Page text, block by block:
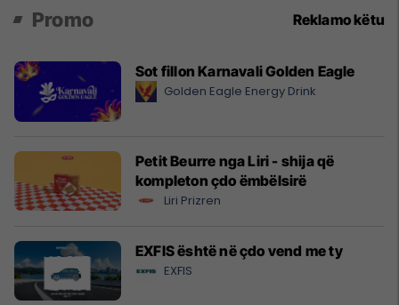
Promo Reklamo këtu
Sot fillon Karnavali Golden Eagle
Golden Eagle Energy Drink
Petit Beurre nga Liri - shija që
kompleton çdo ëmbëlsirë
Liri Prizren
EXFIS është në çdo vend me ty
EXFIS